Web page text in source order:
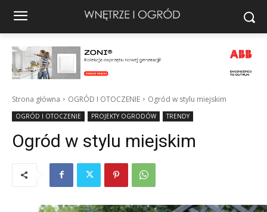
Strona główna OGRÓD I OTOCZENIE Ogród w stylu miejskim
OGRÓD I OTOCZENIE PROJEKTY OGRODÓW TRENDY
Ogród w stylu miejskim